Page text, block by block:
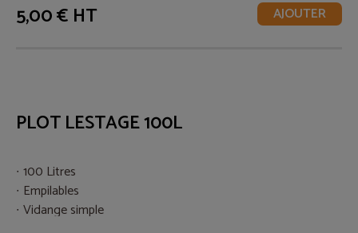
5,00 € HT AJOUTER
PLOT LESTAGE 100L
100 Litres
Empilables
Vidange simple